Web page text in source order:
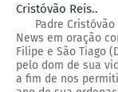
Cristóvão Reis..
Padre Cristóvão
News em oração
Filipe e São Tiago
pelo dom de sua
a fim de nos